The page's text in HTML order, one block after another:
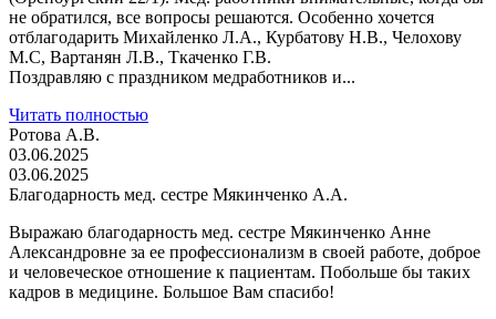
не обратился, все вопросы решаются. Особенно хочется
отблагодарить Михайленко Л.А., Курбатову Н.В., Челохову
М.С, Вартанян Л.В., Ткаченко Г.В.
Поздравляю с праздником медработников и...
Читать полностью
Ротова А.В.
03.06.2025
03.06.2025
Благодарность мед. сестре Мякинченко А.А.
Выражаю благодарность мед. сестре Мякинченко Анне
Александровне за ее профессионализм в своей работе, доброе
и человеческое отношение к пациентам. Побольше бы таких
кадров в медицине. Большое Вам спасибо!